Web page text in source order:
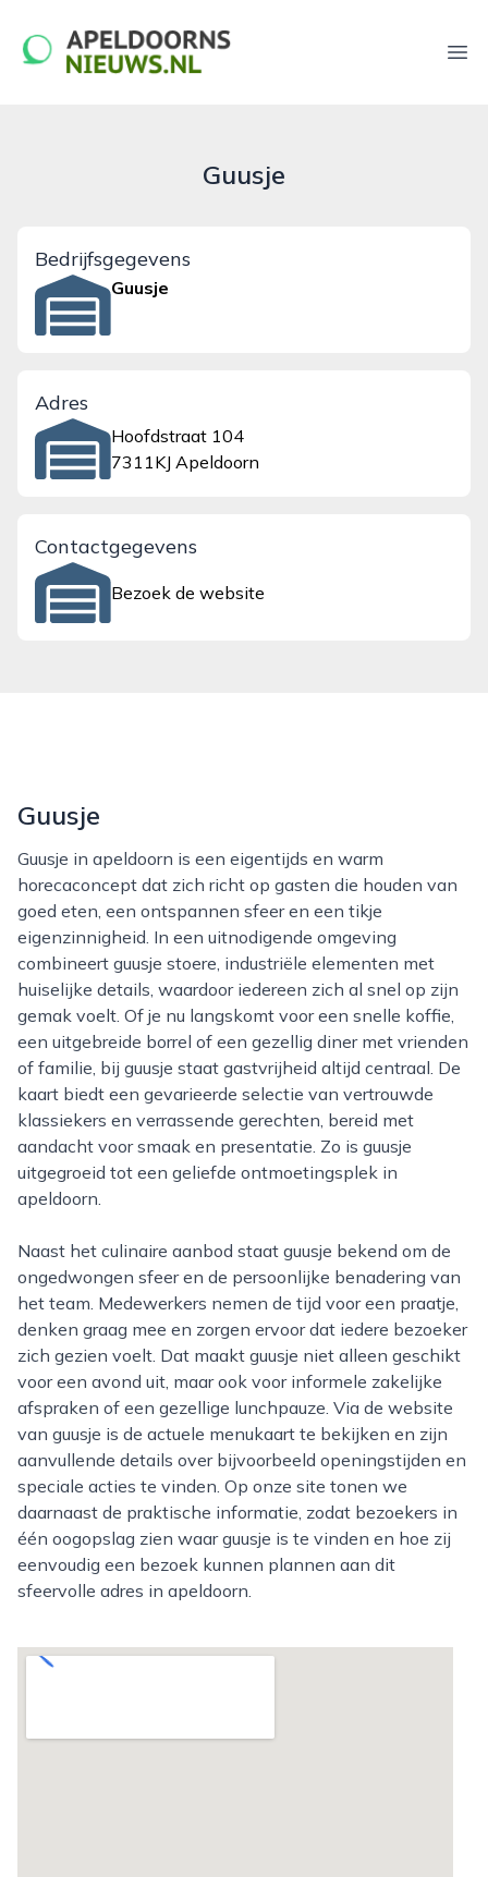
apeldoornsnieuws.nl
Guusje
Bedrijfsgegevens
Guusje
Adres
Hoofdstraat 104
7311KJ Apeldoorn
Contactgegevens
Bezoek de website
Guusje
Guusje in apeldoorn is een eigentijds en warm
horecaconcept dat zich richt op gasten die houden van
goed eten, een ontspannen sfeer en een tikje
eigenzinnigheid. In een uitnodigende omgeving
combineert guusje stoere, industriële elementen met
huiselijke details, waardoor iedereen zich al snel op zijn
gemak voelt. Of je nu langskomt voor een snelle koffie,
een uitgebreide borrel of een gezellig diner met vrienden
of familie, bij guusje staat gastvrijheid altijd centraal. De
kaart biedt een gevarieerde selectie van vertrouwde
klassiekers en verrassende gerechten, bereid met
aandacht voor smaak en presentatie. Zo is guusje
uitgegroeid tot een geliefde ontmoetingsplek in
apeldoorn.
Naast het culinaire aanbod staat guusje bekend om de
ongedwongen sfeer en de persoonlijke benadering van
het team. Medewerkers nemen de tijd voor een praatje,
denken graag mee en zorgen ervoor dat iedere bezoeker
zich gezien voelt. Dat maakt guusje niet alleen geschikt
voor een avond uit, maar ook voor informele zakelijke
afspraken of een gezellige lunchpauze. Via de website
van guusje is de actuele menukaart te bekijken en zijn
aanvullende details over bijvoorbeeld openingstijden en
speciale acties te vinden. Op onze site tonen we
daarnaast de praktische informatie, zodat bezoekers in
één oogopslag zien waar guusje is te vinden en hoe zij
eenvoudig een bezoek kunnen plannen aan dit
sfeervolle adres in apeldoorn.